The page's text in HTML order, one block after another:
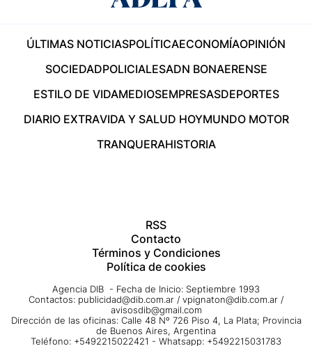
ÚLTIMAS NOTICIASPOLÍTICAECONOMÍAOPINIÓN
SOCIEDADPOLICIALESADN BONAERENSE
ESTILO DE VIDAMEDIOSEMPRESASDEPORTES
DIARIO EXTRAVIDA Y SALUD HOYMUNDO MOTOR
TRANQUERAHISTORIA
RSS
Contacto
Términos y Condiciones
Política de cookies
Agencia DIB - Fecha de Inicio: Septiembre 1993
Contactos: publicidad@dib.com.ar / vpignaton@dib.com.ar /
avisosdib@gmail.com
Dirección de las oficinas: Calle 48 Nº 726 Piso 4, La Plata; Provincia
de Buenos Aires, Argentina
Teléfono: +5492215022421 - Whatsapp: +5492215031783